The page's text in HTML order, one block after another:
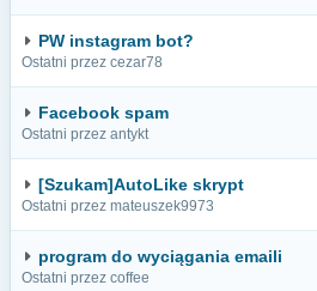
PW instagram bot?
Ostatni przez cezar78
Facebook spam
Ostatni przez antykt
[Szukam]AutoLike skrypt
Ostatni przez mateuszek9973
program do wyciągania emaili
Ostatni przez coffee